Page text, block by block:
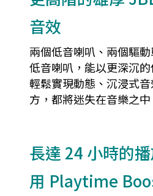
音效
兩個低音喇叭、兩個驅
低音喇叭，能以更深沉
輕鬆實現動態、沉浸式
方，都將迷失在音樂之中
長達 24 小時的
用 Playtime